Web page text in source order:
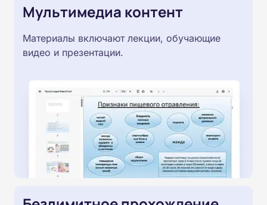
Мультимедиа контент
Материалы включают лекции, обучающие
видео и презентации.